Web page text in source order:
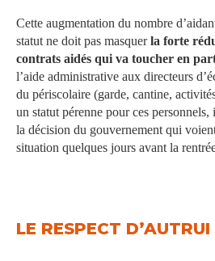
Cette augmentation du nombre
statut ne doit pas masquerla forte
contrats aidés qui va toucher en
l’aide administrative aux directeurs
du périscolaire (garde, cantine,
un statut pérenne pour ces
la décision du gouvernement qui
situation quelques jours avant la
LE RESPECT D’AUTRUI